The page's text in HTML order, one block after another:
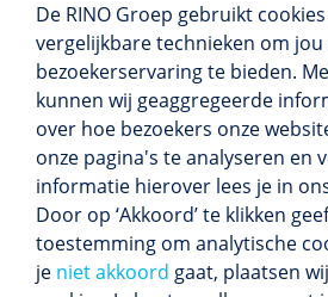
De RINO Groep gebruikt
vergelijkbare technieken om
bezoekerservaring te bieden.
kunnen wij geaggregeerde
over hoe bezoekers onze
onze pagina's te analyseren en
informatie hierover lees je in
Door op ‘Akkoord’ te klikken
toestemming om analytische
je niet akkoord gaat, plaatsen
Meer dan 250
Alle BIG-
Cedeo-erkend en
Gemiddelde
Volg ons
Blijf op de hoogte van het
aanbod en ons